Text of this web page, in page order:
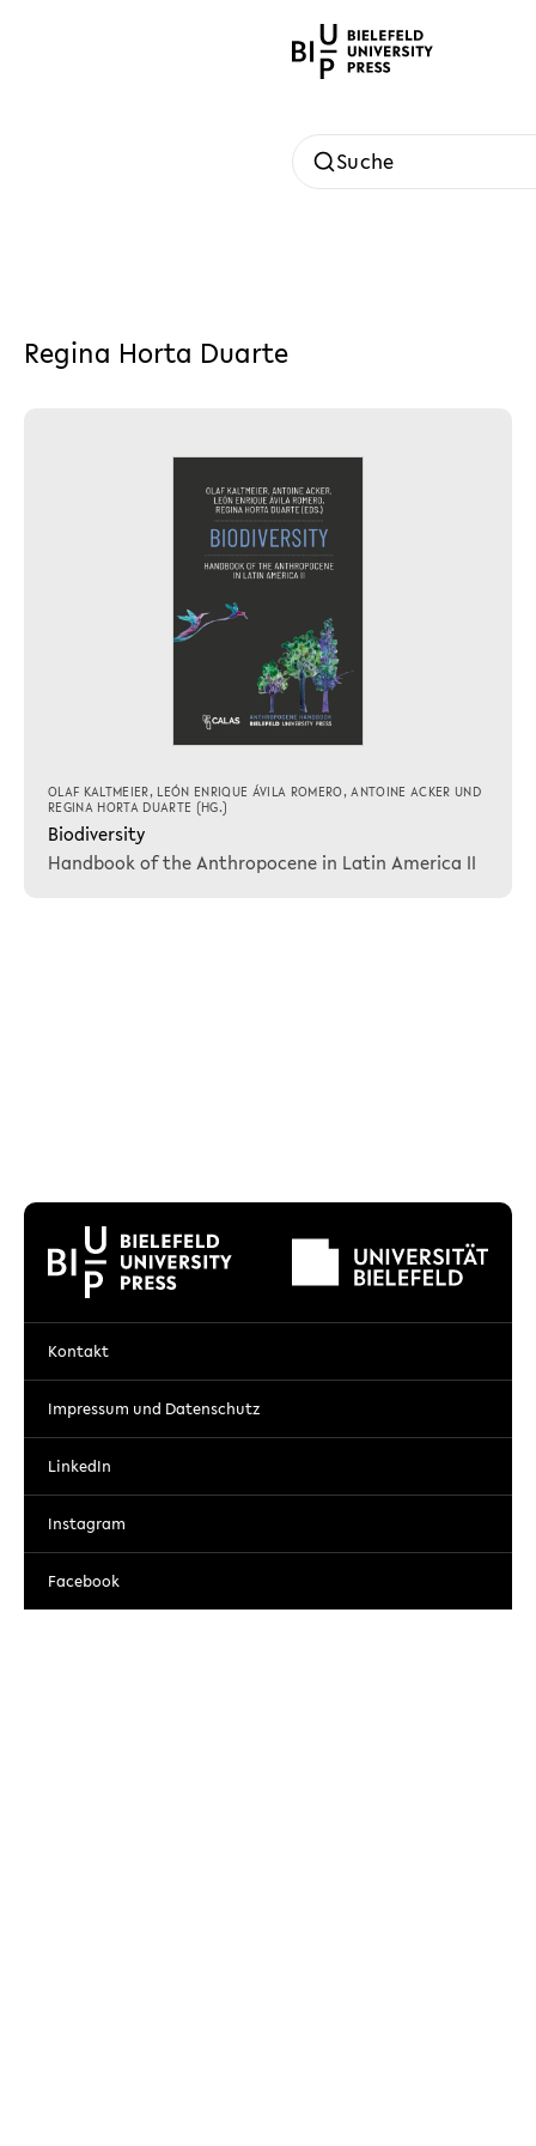
Suche
Regina Horta Duarte
OLAF KALTMEIER, LEÓN ENRIQUE ÁVILA ROMERO,ANTOINE ACKER UND
REGINA HORTA DUARTE (HG.)
Biodiversity
Handbook of the Anthropocene in Latin America II
Kontakt
Impressum und Datenschutz
LinkedIn
Instagram
Facebook